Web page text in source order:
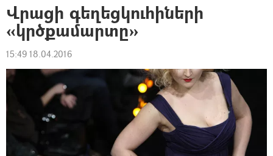
Վրացի գեղեցկուհիների
«կրծքամարտը»
15:49 18.04.2016